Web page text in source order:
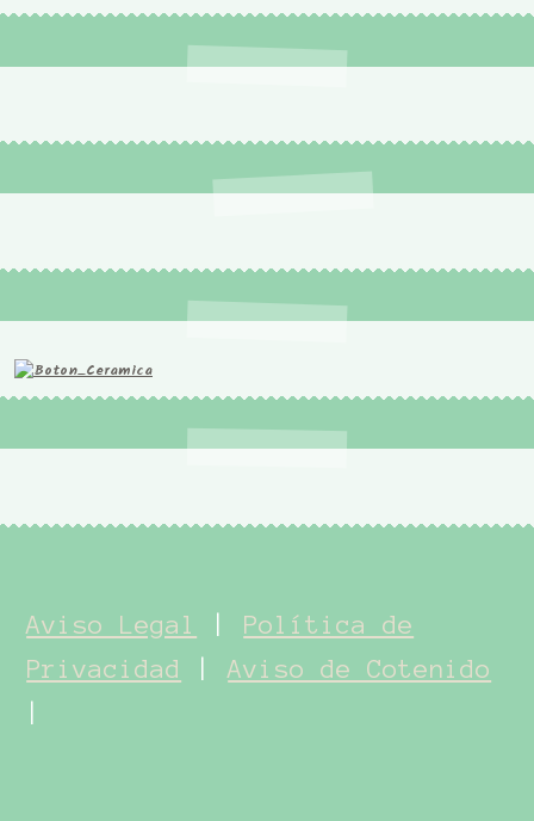
Aviso Legal
Política de
Privacidad
|Aviso de Cotenido